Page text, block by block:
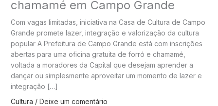
chamamé em Campo Grande
Com vagas limitadas, iniciativa na Casa de Cultura de Campo
Grande promete lazer, integração e valorização da cultura
popular A Prefeitura de Campo Grande está com inscrições
abertas para uma oficina gratuita de forró e chamamé,
voltada a moradores da Capital que desejam aprender a
dançar ou simplesmente aproveitar um momento de lazer e
integração […]
Cultura / Deixe um comentário